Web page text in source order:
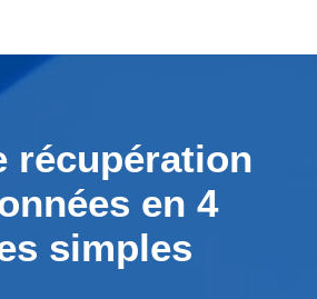
récupération
en 4
simples